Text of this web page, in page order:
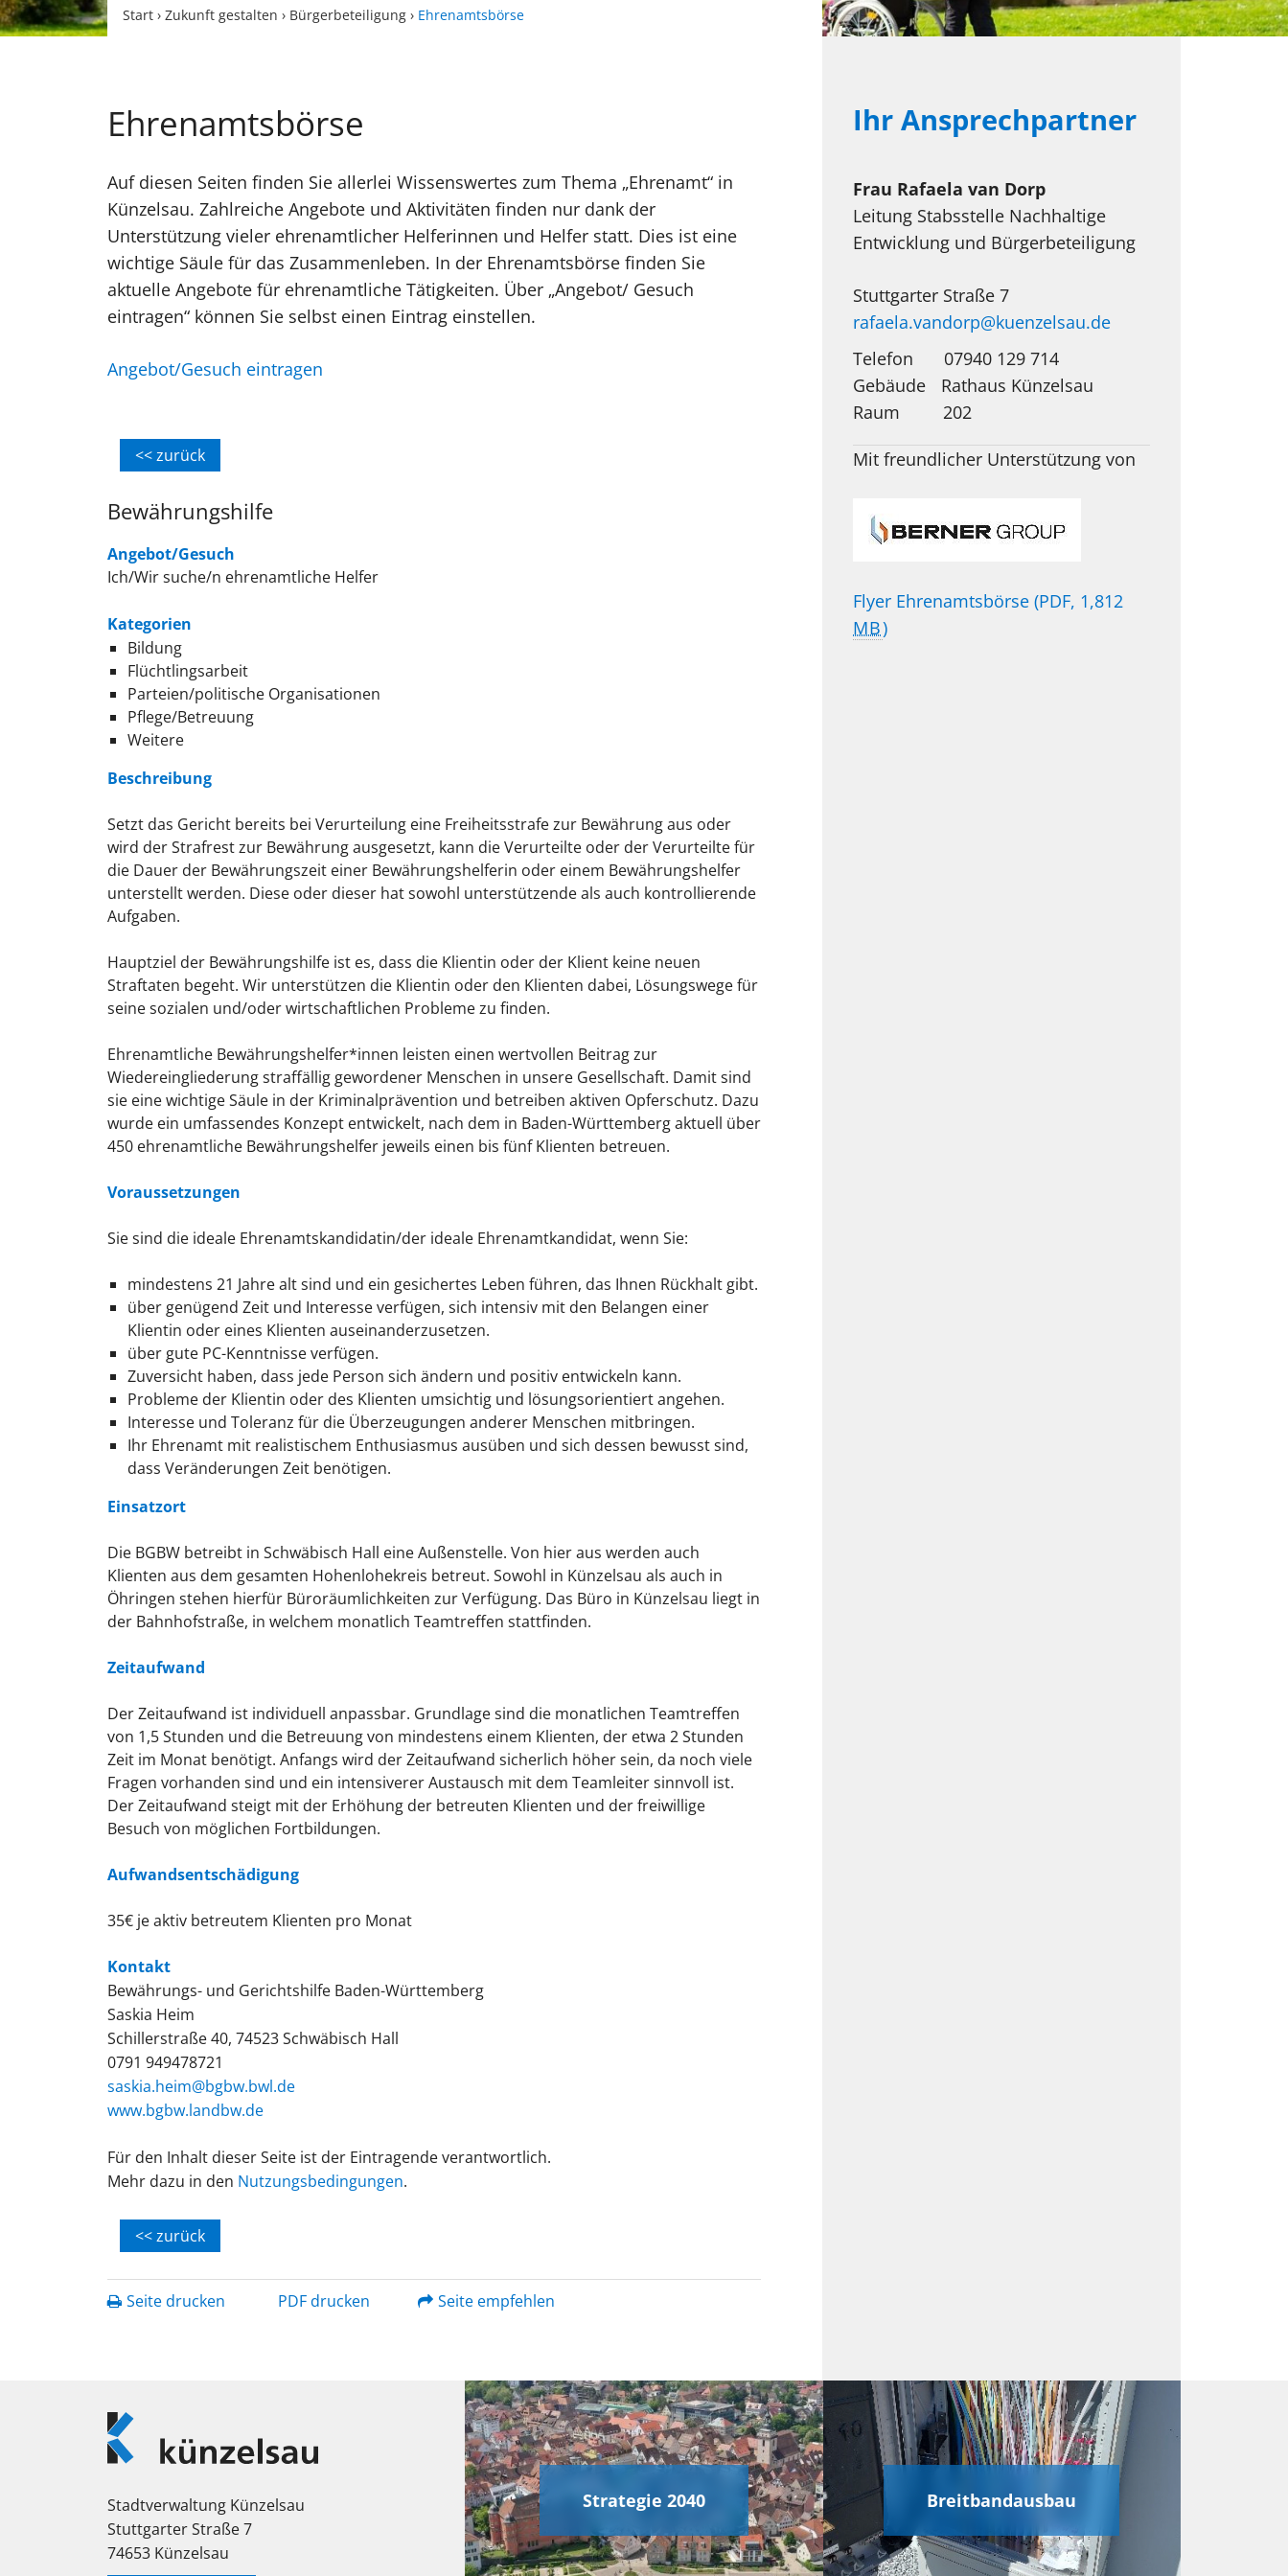
Start › Zukunft gestalten › Bürgerbeteiligung › Ehrenamtsbörse
Ehrenamtsbörse
Auf diesen Seiten finden Sie allerlei Wissenswertes zum Thema „Ehrenamt“ in
Künzelsau. Zahlreiche Angebote und Aktivitäten finden nur dank der
Unterstützung vieler ehrenamtlicher Helferinnen und Helfer statt. Dies ist eine
wichtige Säule für das Zusammenleben. In der Ehrenamtsbörse finden Sie
aktuelle Angebote für ehrenamtliche Tätigkeiten. Über „Angebot/ Gesuch
eintragen“ können Sie selbst einen Eintrag einstellen.
Angebot/Gesuch eintragen
<< zurück
Bewährungshilfe
Angebot/Gesuch
Ich/Wir suche/n ehrenamtliche Helfer
Kategorien
Bildung
Flüchtlingsarbeit
Parteien/politische Organisationen
Pflege/Betreuung
Weitere
Beschreibung
Setzt das Gericht bereits bei Verurteilung eine Freiheitsstrafe zur Bewährung aus oder
wird der Strafrest zur Bewährung ausgesetzt, kann die Verurteilte oder der Verurteilte für
die Dauer der Bewährungszeit einer Bewährungshelferin oder einem Bewährungshelfer
unterstellt werden. Diese oder dieser hat sowohl unterstützende als auch kontrollierende
Aufgaben.
Hauptziel der Bewährungshilfe ist es, dass die Klientin oder der Klient keine neuen
Straftaten begeht. Wir unterstützen die Klientin oder den Klienten dabei, Lösungswege für
seine sozialen und/oder wirtschaftlichen Probleme zu finden.
Ehrenamtliche Bewährungshelfer*innen leisten einen wertvollen Beitrag zur
Wiedereingliederung straffällig gewordener Menschen in unsere Gesellschaft. Damit sind
sie eine wichtige Säule in der Kriminalprävention und betreiben aktiven Opferschutz. Dazu
wurde ein umfassendes Konzept entwickelt, nach dem in Baden-Württemberg aktuell über
450 ehrenamtliche Bewährungshelfer jeweils einen bis fünf Klienten betreuen.
Voraussetzungen
Sie sind die ideale Ehrenamtskandidatin/der ideale Ehrenamtkandidat, wenn Sie:
mindestens 21 Jahre alt sind und ein gesichertes Leben führen, das Ihnen Rückhalt gibt.
über genügend Zeit und Interesse verfügen, sich intensiv mit den Belangen einer
Klientin oder eines Klienten auseinanderzusetzen.
über gute PC-Kenntnisse verfügen.
Zuversicht haben, dass jede Person sich ändern und positiv entwickeln kann.
Probleme der Klientin oder des Klienten umsichtig und lösungsorientiert angehen.
Interesse und Toleranz für die Überzeugungen anderer Menschen mitbringen.
Ihr Ehrenamt mit realistischem Enthusiasmus ausüben und sich dessen bewusst sind,
dass Veränderungen Zeit benötigen.
Einsatzort
Die BGBW betreibt in Schwäbisch Hall eine Außenstelle. Von hier aus werden auch
Klienten aus dem gesamten Hohenlohekreis betreut. Sowohl in Künzelsau als auch in
Öhringen stehen hierfür Büroräumlichkeiten zur Verfügung. Das Büro in Künzelsau liegt in
der Bahnhofstraße, in welchem monatlich Teamtreffen stattfinden.
Zeitaufwand
Der Zeitaufwand ist individuell anpassbar. Grundlage sind die monatlichen Teamtreffen
von 1,5 Stunden und die Betreuung von mindestens einem Klienten, der etwa 2 Stunden
Zeit im Monat benötigt. Anfangs wird der Zeitaufwand sicherlich höher sein, da noch viele
Fragen vorhanden sind und ein intensiverer Austausch mit dem Teamleiter sinnvoll ist.
Der Zeitaufwand steigt mit der Erhöhung der betreuten Klienten und der freiwillige
Besuch von möglichen Fortbildungen.
Aufwandsentschädigung
35€ je aktiv betreutem Klienten pro Monat
Kontakt
Bewährungs- und Gerichtshilfe Baden-Württemberg
Saskia Heim
Schillerstraße 40, 74523 Schwäbisch Hall
0791 949478721
saskia.heim@bgbw.bwl.de
www.bgbw.landbw.de
Für den Inhalt dieser Seite ist der Eintragende verantwortlich.
Mehr dazu in den Nutzungsbedingungen.
<< zurück
Seite drucken PDF drucken Seite empfehlen
Ihr Ansprechpartner
Frau Rafaela van Dorp
Leitung Stabsstelle Nachhaltige
Entwicklung und Bürgerbeteiligung
Stuttgarter Straße 7
rafaela.vandorp@kuenzelsau.de
Telefon
07940 129 714
Rathaus Künzelsau
202
Mit freundlicher Unterstützung von
Flyer Ehrenamtsbörse (PDF, 1,812
MB)
Logo
Künzelsau
Stadtverwaltung Künzelsau
Stuttgarter Straße 7
74653 Künzelsau
Strategie 2040 Breitbandausbau